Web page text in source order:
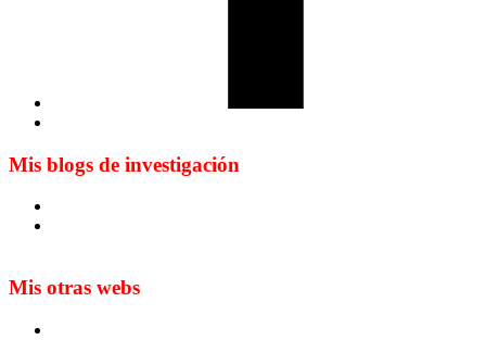
Mis blogs de investigación
Mis otras webs